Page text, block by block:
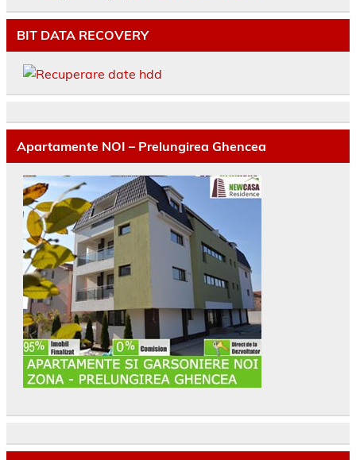
BIT DATA RECOVERY
Apartamente NOI – Prelungirea Ghencea